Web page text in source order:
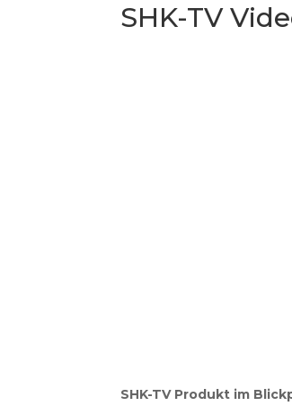
SHK-TV
SHK-TV Produkt im